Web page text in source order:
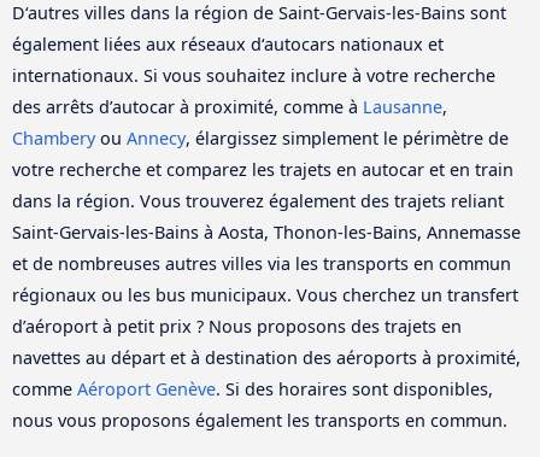
D‘autres villes dans la région de Saint-Gervais-les-Bains sont
également liées aux réseaux d‘autocars nationaux et
internationaux. Si vous souhaitez inclure à votre recherche
des arrêts d’autocar à proximité, comme à Lausanne,
Chamberyou Annecy, élargissez simplement le périmètre de
votre recherche et comparez les trajets en autocar et en train
dans la région. Vous trouverez également des trajets reliant
Saint-Gervais-les-Bains à Aosta, Thonon-les-Bains, Annemasse
et de nombreuses autres villes via les transports en commun
régionaux ou les bus municipaux. Vous cherchez un transfert
d’aéroport à petit prix ? Nous proposons des trajets en
navettes au départ et à destination des aéroports à proximité,
comme Aéroport Genève. Si des horaires sont disponibles,
nous vous proposons également les transports en commun.